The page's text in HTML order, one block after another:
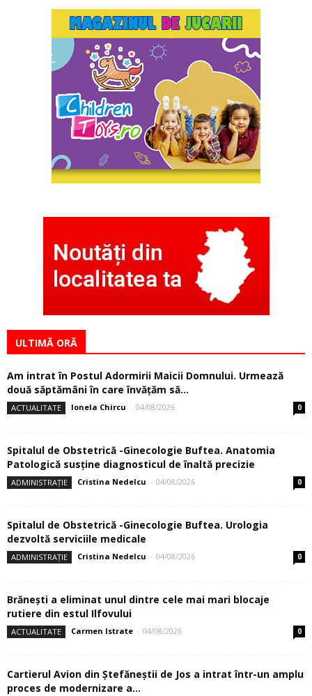
ULTIMĂ ORĂ
Am intrat în Postul Adormirii Maicii Domnului. Urmează
două săptămâni în care învăţăm să...
ACTUALITATE Ionela Chircu - 04/08/2026 0
Spitalul de Obstetrică -Ginecologie Buftea. Anatomia
Patologică susţine diagnosticul de înaltă precizie
ADMINISTRAȚIE Cristina Nedelcu - 04/08/2026 0
Spitalul de Obstetrică -Ginecologie Buftea. Urologia
dezvoltă serviciile medicale
ADMINISTRAȚIE Cristina Nedelcu - 04/08/2026 0
Brănești a eliminat unul dintre cele mai mari blocaje
rutiere din estul Ilfovului
ACTUALITATE Carmen Istrate - 04/08/2026 0
Cartierul Avion din Ştefăneştii de Jos a intrat într-un amplu
proces de modernizare a...